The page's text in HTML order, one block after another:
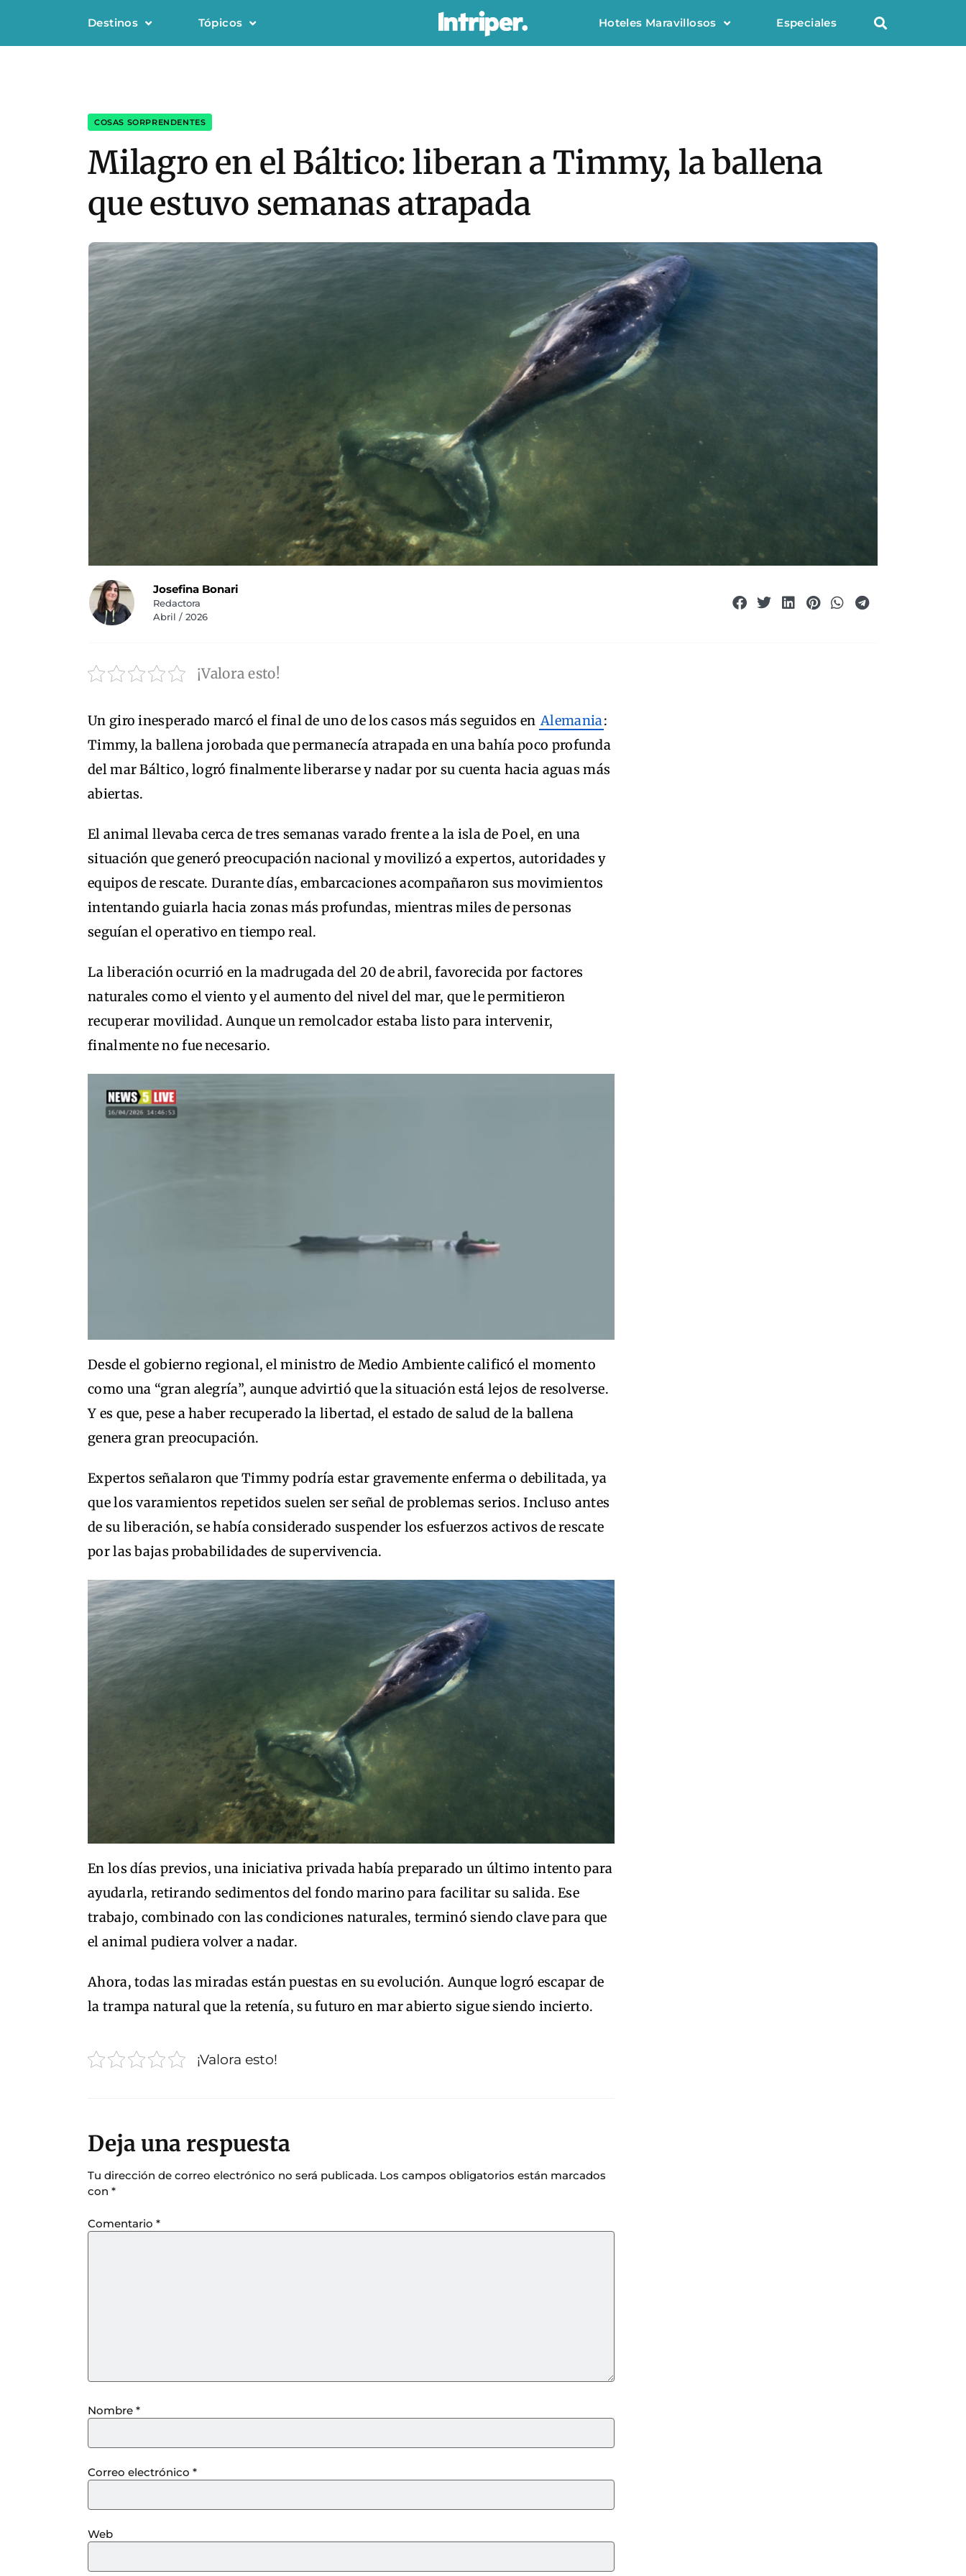
Destinos Tópicos Hoteles Maravillosos Especiales
COSAS SORPRENDENTES
Milagro en el Báltico: liberan a Timmy, la ballena
que estuvo semanas atrapada
Josefina Bonari
Redactora
Abril / 2026
¡Valora esto!
Un giro inesperado marcó el final de uno de los casos más seguidos en Alemania:
Timmy, la ballena jorobada que permanecía atrapada en una bahía poco profunda
del mar Báltico, logró finalmente liberarse y nadar por su cuenta hacia aguas más
abiertas.
El animal llevaba cerca de tres semanas varado frente a la isla de Poel, en una
situación que generó preocupación nacional y movilizó a expertos, autoridades y
equipos de rescate. Durante días, embarcaciones acompañaron sus movimientos
intentando guiarla hacia zonas más profundas, mientras miles de personas
seguían el operativo en tiempo real.
La liberación ocurrió en la madrugada del 20 de abril, favorecida por factores
naturales como el viento y el aumento del nivel del mar, que le permitieron
recuperar movilidad. Aunque un remolcador estaba listo para intervenir,
finalmente no fue necesario.
Desde el gobierno regional, el ministro de Medio Ambiente calificó el momento
como una “gran alegría”, aunque advirtió que la situación está lejos de resolverse.
Y es que, pese a haber recuperado la libertad, el estado de salud de la ballena
genera gran preocupación.
Expertos señalaron que Timmy podría estar gravemente enferma o debilitada, ya
que los varamientos repetidos suelen ser señal de problemas serios. Incluso antes
de su liberación, se había considerado suspender los esfuerzos activos de rescate
por las bajas probabilidades de supervivencia.
En los días previos, una iniciativa privada había preparado un último intento para
ayudarla, retirando sedimentos del fondo marino para facilitar su salida. Ese
trabajo, combinado con las condiciones naturales, terminó siendo clave para que
el animal pudiera volver a nadar.
Ahora, todas las miradas están puestas en su evolución. Aunque logró escapar de
la trampa natural que la retenía, su futuro en mar abierto sigue siendo incierto.
¡Valora esto!
Deja una respuesta
Tu dirección de correo electrónico no será publicada. Los campos obligatorios están marcados
con *
Comentario *
Nombre *
Correo electrónico *
Web